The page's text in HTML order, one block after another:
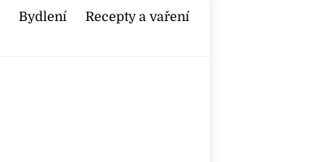
Bydlení Recepty a vaření